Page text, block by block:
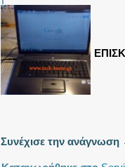
Συνέχισε την ανάγνωση